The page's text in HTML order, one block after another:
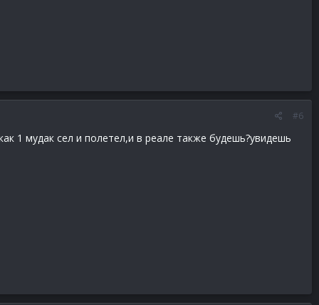
#6
1 мудак сел и полетел,и в реале также будешь?увидешь